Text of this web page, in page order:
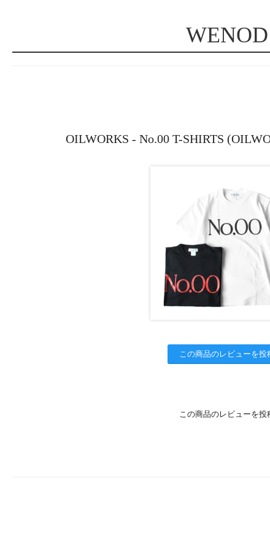
WENOD
OILWORKS - No.00 T-SHIRTS
この商品のレビューを投
この商品のレビューを投